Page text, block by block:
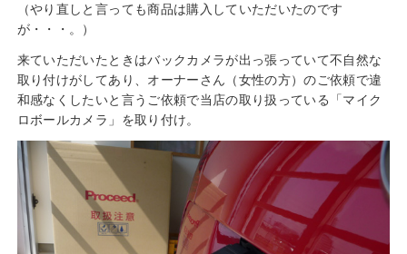
（やり直しと言っても商品は購入していただいたのです
が・・・。）
来ていただいたときはバックカメラが出っ張っていて不自然な
取り付けがしてあり、オーナーさん（女性の方）のご依頼で違
和感なくしたいと言うご依頼で当店の取り扱っている「マイク
ロボールカメラ」を取り付け。